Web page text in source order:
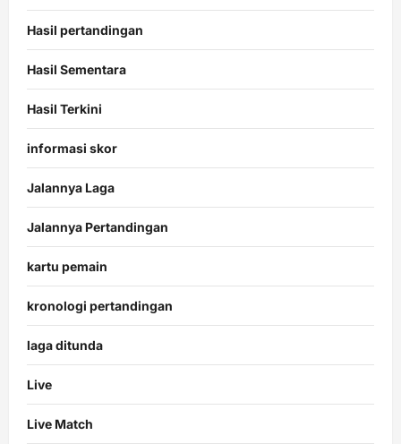
Hasil pertandingan
Hasil Sementara
Hasil Terkini
informasi skor
Jalannya Laga
Jalannya Pertandingan
kartu pemain
kronologi pertandingan
laga ditunda
Live
Live Match